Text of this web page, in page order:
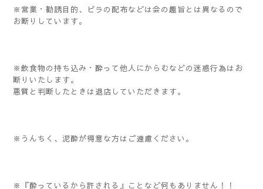
※営業・勧誘目的、ビラの配布などは会の趣旨とは異なるので
お断りしています。
※飲食物の持ち込み・酔って他人にからむなどの迷惑行為はお
断りいたします。
悪質と判断したときは退店していただきます。
※うんちく、泥酔が得意な方はご遠慮ください。
※『酔っているから許される』ことなど何もありません！！